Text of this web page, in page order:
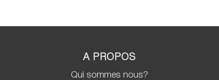
A PROPOS
Qui sommes nous?